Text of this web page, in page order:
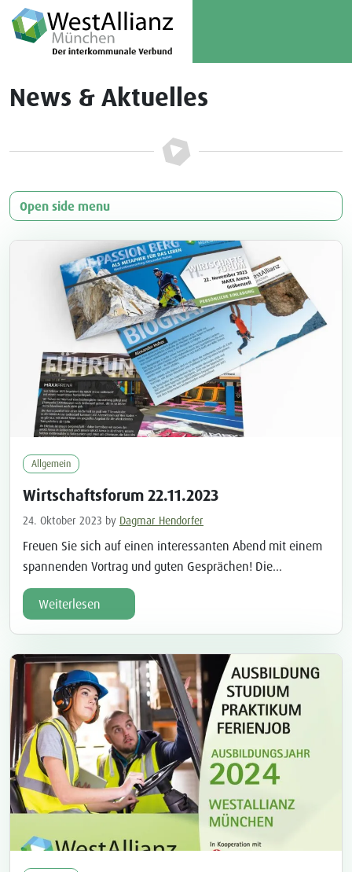
Skip to content
Skip to footer
News & Aktuelles
Allgemein
Wirtschaftsforum 22.11.2023
24. Oktober 2023 by Dagmar Hendorfer
Freuen Sie sich auf einen interessanten Abend mit einem
spannenden Vortrag und guten Gesprächen! Die
Anmeldung ist bis zum 9.11.2023 möglich unter
info@westallianz-muenchen.de.
Weiterlesen
Open side menu